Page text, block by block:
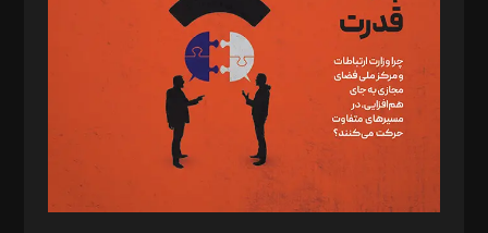
رستمی،مصطفی باستان
ویرایش: نگار استاد‌‌آقا
طراح یونیفرم: مجید توکلی
فیلمبرداری و عکاسی: امیر شفیعی، مانی لطفی زاده
گرافیک و صفحه‌آرایی: سید‌سبحان‌علی ثابت
مد‌یر توسعه تجاری: کامبیز برید‌
امور مالی: شاپور رهبری، محمد‌ کاظمی‌نیا